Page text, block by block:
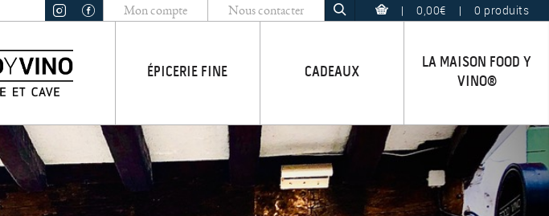
Mon compte Nous contacter | 0,00€ | 0 produits
ÉPICERIE FINE CADEAUX
LA MAISON FOOD Y
VINO®